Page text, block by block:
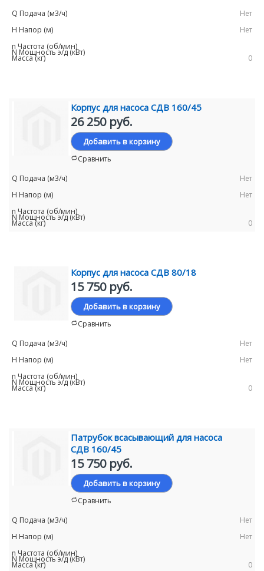
Нет
Нет
0
Корпус для насоса СДВ 160/45
26 250 руб.
Добавить в корзину
Сравнить
Нет
Нет
0
Корпус для насоса СДВ 80/18
15 750 руб.
Добавить в корзину
Сравнить
Нет
Нет
0
Патрубок всасывающий для насоса
СДВ 160/45
15 750 руб.
Добавить в корзину
Сравнить
Нет
Нет
0